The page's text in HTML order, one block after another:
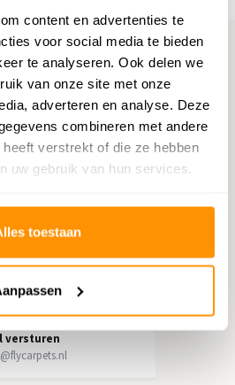
content en advertenties te
voor social media te bieden
te analyseren. Ook delen we
van onze site met onze
adverteren en analyse. Deze
combineren met andere
verstrekt of die ze hebben
uw gebruik van hun services.
toestaan
nodig?
op met onze
over het terugsturen
versturen